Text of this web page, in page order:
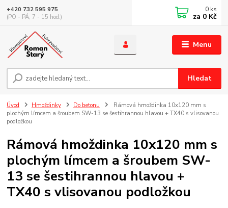
Menu
Hledat
+420 732 595 975
(PO - PÁ, 7 - 15 hod.)
0 ks
za 0 Kč
Úvod Hmoždinky Do betonu
Rámová hmoždinka 10x120 mm s
plochým límcem a šroubem SW-13 se šestihrannou hlavou + TX40 s vlisovanou
podložkou
Rámová hmoždinka 10x120 mm s
plochým límcem a šroubem SW-
13 se šestihrannou hlavou +
TX40 s vlisovanou podložkou